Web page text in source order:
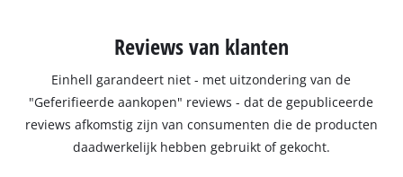
Reviews van klanten
Einhell garandeert niet - met uitzondering van de
"Geferifieerde aankopen" reviews - dat de gepubliceerde
reviews afkomstig zijn van consumenten die de producten
daadwerkelijk hebben gebruikt of gekocht.